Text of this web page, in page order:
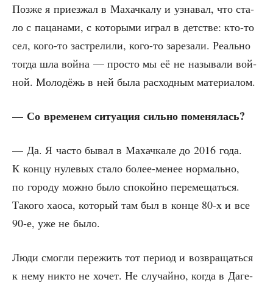
Поз­же я при­ез­жал в Махач­ка­лу и узна­вал, что ста­
ло с паца­на­ми, с кото­ры­ми играл в дет­стве: кто-то
сел, кого-то застре­ли­ли, кого-то заре­за­ли. Реаль­но
тогда шла вой­на — про­сто мы её не назы­ва­ли вой­
ной. Моло­дёжь в ней была рас­ход­ным материалом.
— Со вре­ме­нем ситу­а­ция силь­но поменялась?
— Да. Я часто бывал в Махач­ка­ле до 2016 года.
К кон­цу нуле­вых ста­ло более-менее нор­маль­но,
по горо­ду мож­но было спо­кой­но пере­ме­щать­ся.
Тако­го хао­са, кото­рый там был в кон­це 80‑х и все
90‑е, уже не было.
Люди смог­ли пере­жить тот пери­од и воз­вра­щать­ся
к нему никто не хочет. Не слу­чай­но, когда в Даге­